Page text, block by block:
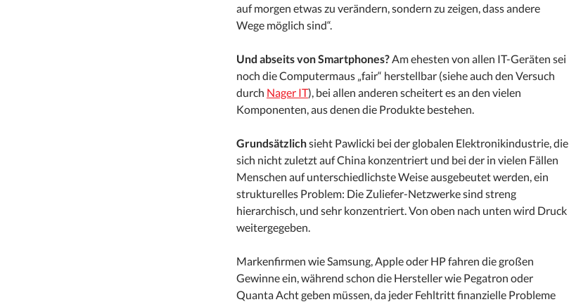
auf morgen etwas zu verändern, sondern zu zeigen, dass andere
Wege möglich sind“.
Und abseits von Smartphones?Am ehesten von allen IT-Geräten sei
noch die Computermaus „fair“ herstellbar (siehe auch den Versuch
durch Nager IT), bei allen anderen scheitert es an den vielen
Komponenten, aus denen die Produkte bestehen.
Grundsätzlichsieht Pawlicki bei der globalen Elektronikindustrie, die
sich nicht zuletzt auf China konzentriert und bei der in vielen Fällen
Menschen auf unterschiedlichste Weise ausgebeutet werden, ein
strukturelles Problem: Die Zuliefer-Netzwerke sind streng
hierarchisch, und sehr konzentriert. Von oben nach unten wird Druck
weitergegeben.
Markenfirmen wie Samsung, Apple oder HP fahren die großen
Gewinne ein, während schon die Hersteller wie Pegatron oder
Quanta Acht geben müssen, da jeder Fehltritt finanzielle Probleme